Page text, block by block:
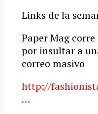
Links de la
Paper Mag
por insultar a
correo masivo
http://
…